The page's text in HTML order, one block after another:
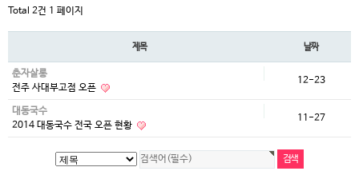
Total 2건 1 페이지
제목 날짜
춘자살롱
전주 사대부고점 오픈
12-23
대동국수
2014 대동국수 전국 오픈 현황
11-27